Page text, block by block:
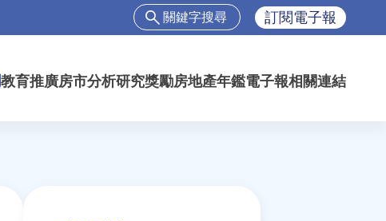
搜
表
單
搜
尋
訂閱電子報
教育推廣房市分析研究獎勵房地產年鑑電子報相關連結